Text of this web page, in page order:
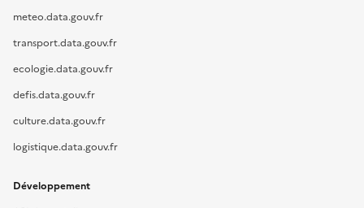
meteo.data.gouv.fr
transport.data.gouv.fr
ecologie.data.gouv.fr
defis.data.gouv.fr
culture.data.gouv.fr
logistique.data.gouv.fr
Développement